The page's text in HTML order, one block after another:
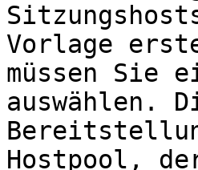
Vorlage
müssen Sie
auswählen.
Hostpool,